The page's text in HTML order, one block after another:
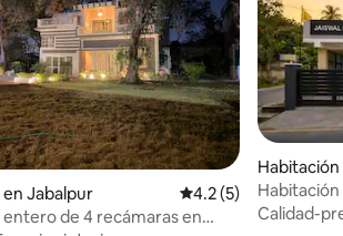
Jabalpur Calificación
4.2 (5)
entero de 4 recámaras en
disponible
Calidad-